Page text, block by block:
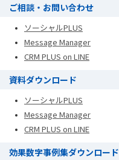
ご相談・お問い合わせ
ソーシャルPLUS
Message Manager
CRM PLUS on LINE
資料ダウンロード
ソーシャルPLUS
Message Manager
CRM PLUS on LINE
効果数字事例集ダウンロード